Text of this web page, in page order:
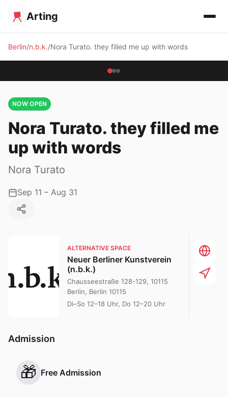
Arting
Berlin n.b.k. Nora Turato. they filled me up with words
NOW OPEN
Nora Turato. they filled me
up with words
Nora Turato
Sep 11 – Aug 31
ALTERNATIVE SPACE
Neuer Berliner Kunstverein
(n.b.k.)
Chausseestraße 128-129, 10115
Berlin, Berlin 10115
Di–So 12–18 Uhr, Do 12–20 Uhr
Admission
🎁 Free Admission